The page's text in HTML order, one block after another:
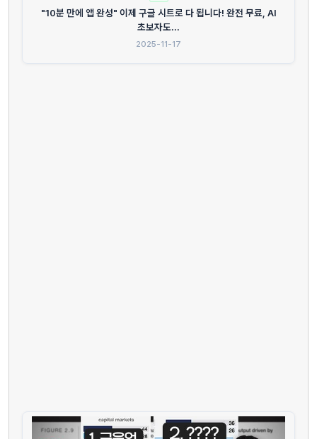
"10분 만에 앱 완성" 이제 구글 시트로 다 됩니다! 완전 무료, AI
초보자도...
2025-11-17